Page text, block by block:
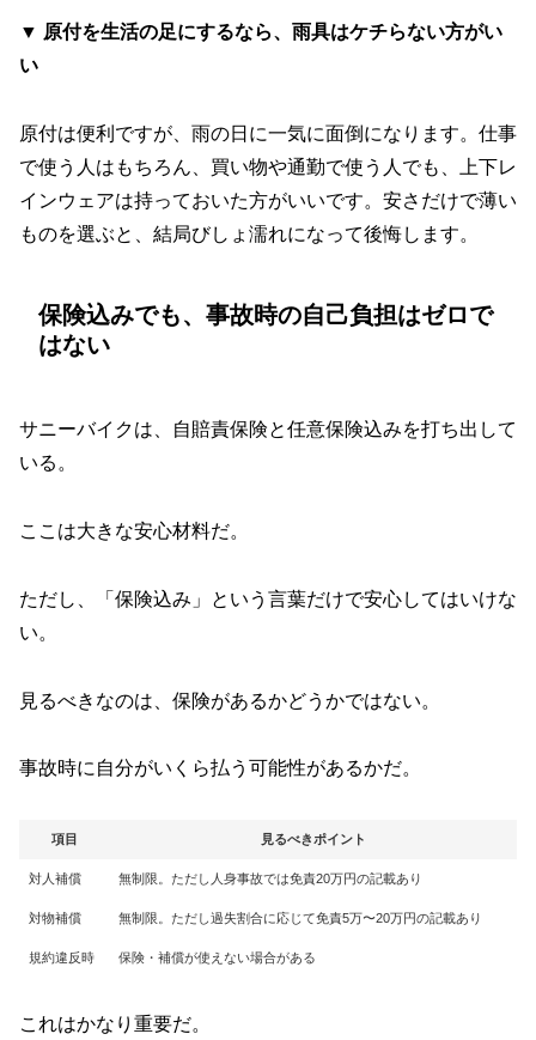
▼ 原付を生活の足にするなら、雨具はケチらない方がい
い
原付は便利ですが、雨の日に一気に面倒になります。仕事
で使う人はもちろん、買い物や通勤で使う人でも、上下レ
インウェアは持っておいた方がいいです。安さだけで薄い
ものを選ぶと、結局びしょ濡れになって後悔します。
保険込みでも、事故時の自己負担はゼロで
はない
サニーバイクは、自賠責保険と任意保険込みを打ち出して
いる。
ここは大きな安心材料だ。
ただし、「保険込み」という言葉だけで安心してはいけな
い。
見るべきなのは、保険があるかどうかではない。
事故時に自分がいくら払う可能性があるかだ。
項目 見るべきポイント
対人補償 無制限。ただし人身事故では免責20万円の記載あり
対物補償 無制限。ただし過失割合に応じて免責5万〜20万円の記載あり
規約違反時 保険・補償が使えない場合がある
これはかなり重要だ。